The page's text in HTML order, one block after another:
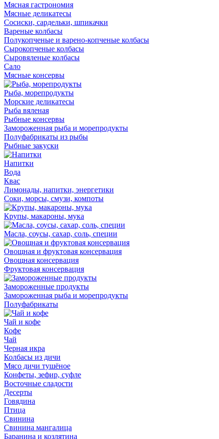
Мясная гастрономия
Мясные деликатесы
Сосиски, сардельки, шпикачки
Вареные колбасы
Полукопченые и варено-копченые колбасы
Сырокопченые колбасы
Сыровяленые колбасы
Сало
Мясные консервы
Рыба, морепродукты
Морские деликатесы
Рыба вяленая
Рыбные консервы
Замороженная рыба и морепродукты
Полуфабрикаты из рыбы
Рыбные закуски
Напитки
Вода
Квас
Лимонады, напитки, энергетики
Соки, морсы, смузи, компоты
Крупы, макароны, мука
Масла, соусы, сахар, соль, специи
Овощная и фруктовая консервация
Овощная консервация
Фруктовая консервация
Замороженные продукты
Замороженная рыба и морепродукты
Полуфабрикаты
Чай и кофе
Кофе
Чай
Черная икра
Колбасы из дичи
Мясо дичи тушёное
Конфеты, зефир, суфле
Восточные сладости
Десерты
Говядина
Птица
Свинина
Свинина мангалица
Баранина и козлятина